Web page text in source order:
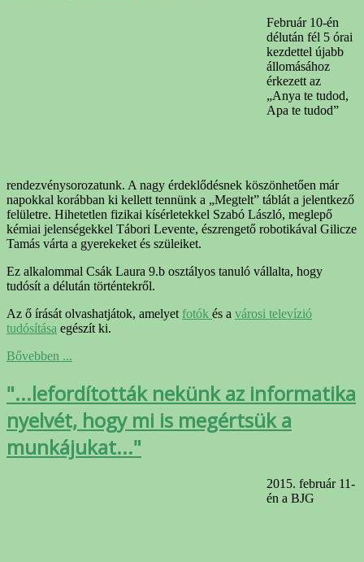
Február 10-én
délután fél 5 órai
kezdettel újabb
állomásához
érkezett az
„Anya te tudod,
Apa te tudod”
rendezvénysorozatunk. A nagy érdeklődésnek köszönhetően már
napokkal korábban ki kellett tennünk a „Megtelt” táblát a jelentkező
felületre. Hihetetlen fizikai kísérletekkel Szabó László, meglepő
kémiai jelenségekkel Tábori Levente, észrengető robotikával Gilicze
Tamás várta a gyerekeket és szüleiket.
Ez alkalommal Csák Laura 9.b osztályos tanuló vállalta, hogy
tudósít a délután történtekről.
Az ő írását olvashatjátok, amelyet fotók és a városi televízió
tudósítása egészít ki.
Bővebben ...
"...lefordították nekünk az informatika
nyelvét, hogy mi is megértsük a
munkájukat..."
2015. február 11-
én a BJG